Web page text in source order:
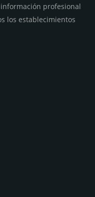
profesional
los establecimientos